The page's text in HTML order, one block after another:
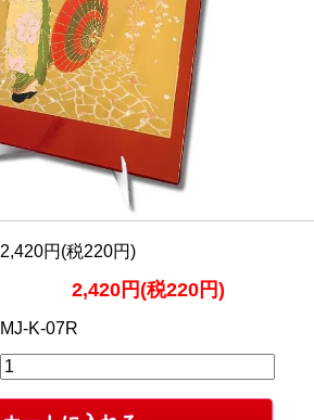
2,420円(税220円)
2,420円(税220円)
MJ-K-07R